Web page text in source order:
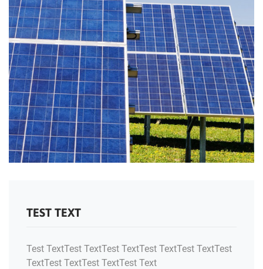
TEST TEXT
Test TextTest TextTest TextTest TextTest TextTest
TextTest TextTest TextTest Text